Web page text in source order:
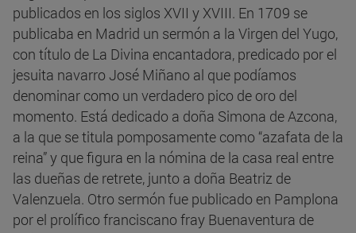
publicados en los siglos XVII y XVIII. En 1709 se
publicaba en Madrid un sermón a la Virgen del Yugo,
con título de La Divina encantadora, predicado por el
jesuita navarro José Miñano al que podíamos
denominar como un verdadero pico de oro del
momento. Está dedicado a doña Simona de Azcona,
a la que se titula pomposamente como “azafata de la
reina” y que figura en la nómina de la casa real entre
las dueñas de retrete, junto a doña Beatriz de
Valenzuela. Otro sermón fue publicado en Pamplona
por el prolífico franciscano fray Buenaventura de